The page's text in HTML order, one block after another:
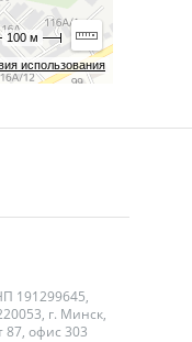
использования
100 м
191299645,
г. Минск,
87, офис 303